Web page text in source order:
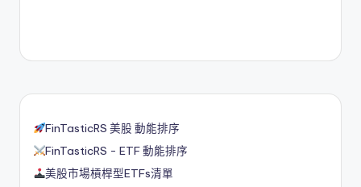
FinTasticRS 美股 動能排序
FinTasticRS - ETF 動能排序
美股市場槓桿型ETFs清單